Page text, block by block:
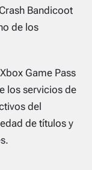
Crash Bandicoot
de los
Game Pass
los servicios de
del
de títulos y